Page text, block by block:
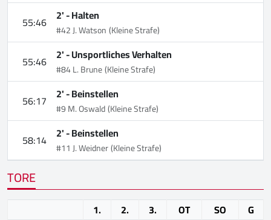
55:46 2' -Halten
#42 J. Watson(Kleine Strafe)
55:46 2' -Unsportliches Verhalten
#84 L. Brune(Kleine Strafe)
56:17 2' -Beinstellen
#9 M. Oswald(Kleine Strafe)
58:14 2' -Beinstellen
#11 J. Weidner(Kleine Strafe)
TORE
1. 2. 3. OT SO
G